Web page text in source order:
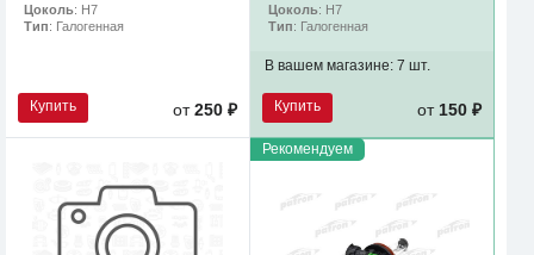
Цоколь: H7
Тип: Галогенная
Купить от250 ₽
Цоколь: H7
Тип: Галогенная
В вашем магазине: 7 шт.
Купить от 150 ₽
Рекомендуем